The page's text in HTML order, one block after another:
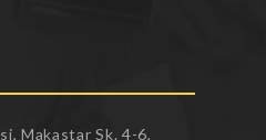
Makastar Sk. 4-6,